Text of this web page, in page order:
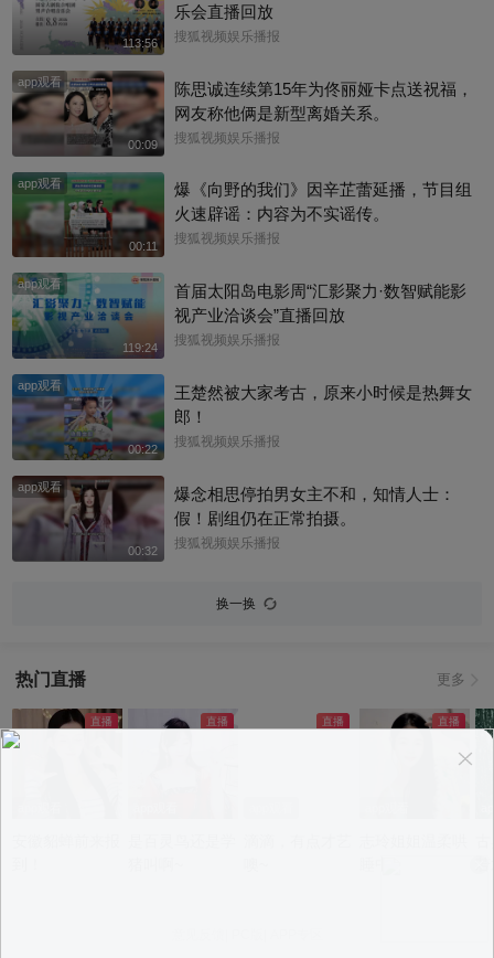
113:56
乐会直播回放
搜狐视频娱乐播报
app观看
00:09
陈思诚连续第15年为佟丽娅卡点送祝福，
网友称他俩是新型离婚关系。
搜狐视频娱乐播报
app观看
00:11
爆《向野的我们》因辛芷蕾延播，节目组
火速辟谣：内容为不实谣传。
搜狐视频娱乐播报
app观看
119:24
首届太阳岛电影周“汇影聚力·数智赋能影
视产业洽谈会”直播回放
搜狐视频娱乐播报
app观看
00:22
王楚然被大家考古，原来小时候是热舞女
郎！
搜狐视频娱乐播报
app观看
00:32
爆念相思停拍男女主不和，知情人士：
假！剧组仍在正常拍摄。
搜狐视频娱乐播报
换一换
热门直播 更多